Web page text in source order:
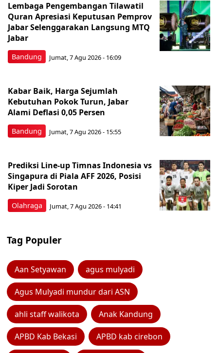
Bandung
Lembaga Pengembangan Tilawatil
Quran Apresiasi Keputusan Pemprov
Jabar Selenggarakan Langsung MTQ
Jabar
Jumat, 7 Agu 2026 - 16:09
Bandung
Kabar Baik, Harga Sejumlah
Kebutuhan Pokok Turun, Jabar
Alami Deflasi 0,05 Persen
Jumat, 7 Agu 2026 - 15:55
Olahraga
Prediksi Line-up Timnas Indonesia vs
Singapura di Piala AFF 2026, Posisi
Kiper Jadi Sorotan
Jumat, 7 Agu 2026 - 14:41
Tag Populer
Aan Setyawan agus mulyadi
Agus Mulyadi mundur dari ASN
ahli staff walikota Anak Kandung
APBD Kab Bekasi APBD kab cirebon